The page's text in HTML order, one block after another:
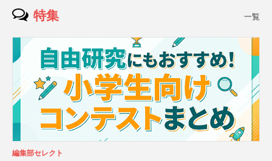
特集 一覧
編集部セレクト